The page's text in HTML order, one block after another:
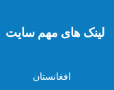
لینک های مهم سایت
افغانستان